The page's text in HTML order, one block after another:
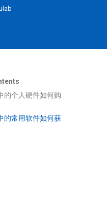
的个人硬件如何购
的常用软件如何获